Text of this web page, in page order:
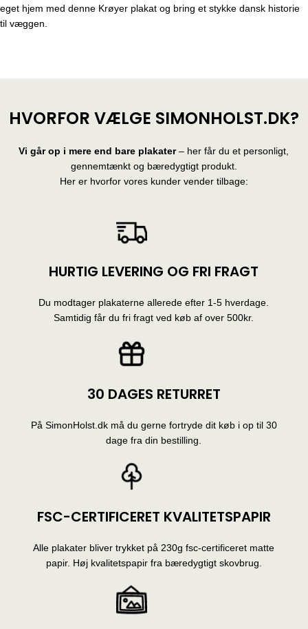
eget hjem med denne Krøyer plakat og bring et stykke dansk historie
til væggen.
HVORFOR VÆLGE SIMONHOLST.DK?
Vi går op i mere end bare plakater– her får du et personligt,
gennemtænkt og bæredygtigt produkt.
Her er hvorfor vores kunder vender tilbage:
HURTIG LEVERING OG FRI FRAGT
Du modtager plakaterne allerede efter 1-5 hverdage.
Samtidig får du fri fragt ved køb af over 500kr.
30 DAGES RETURRET
På SimonHolst.dk må du gerne fortryde dit køb i op til 30
dage fra din bestilling.
FSC-CERTIFICERET KVALITETSPAPIR
Alle plakater bliver trykket på 230g fsc-certificeret matte
papir. Høj kvalitetspapir fra bæredygtigt skovbrug.